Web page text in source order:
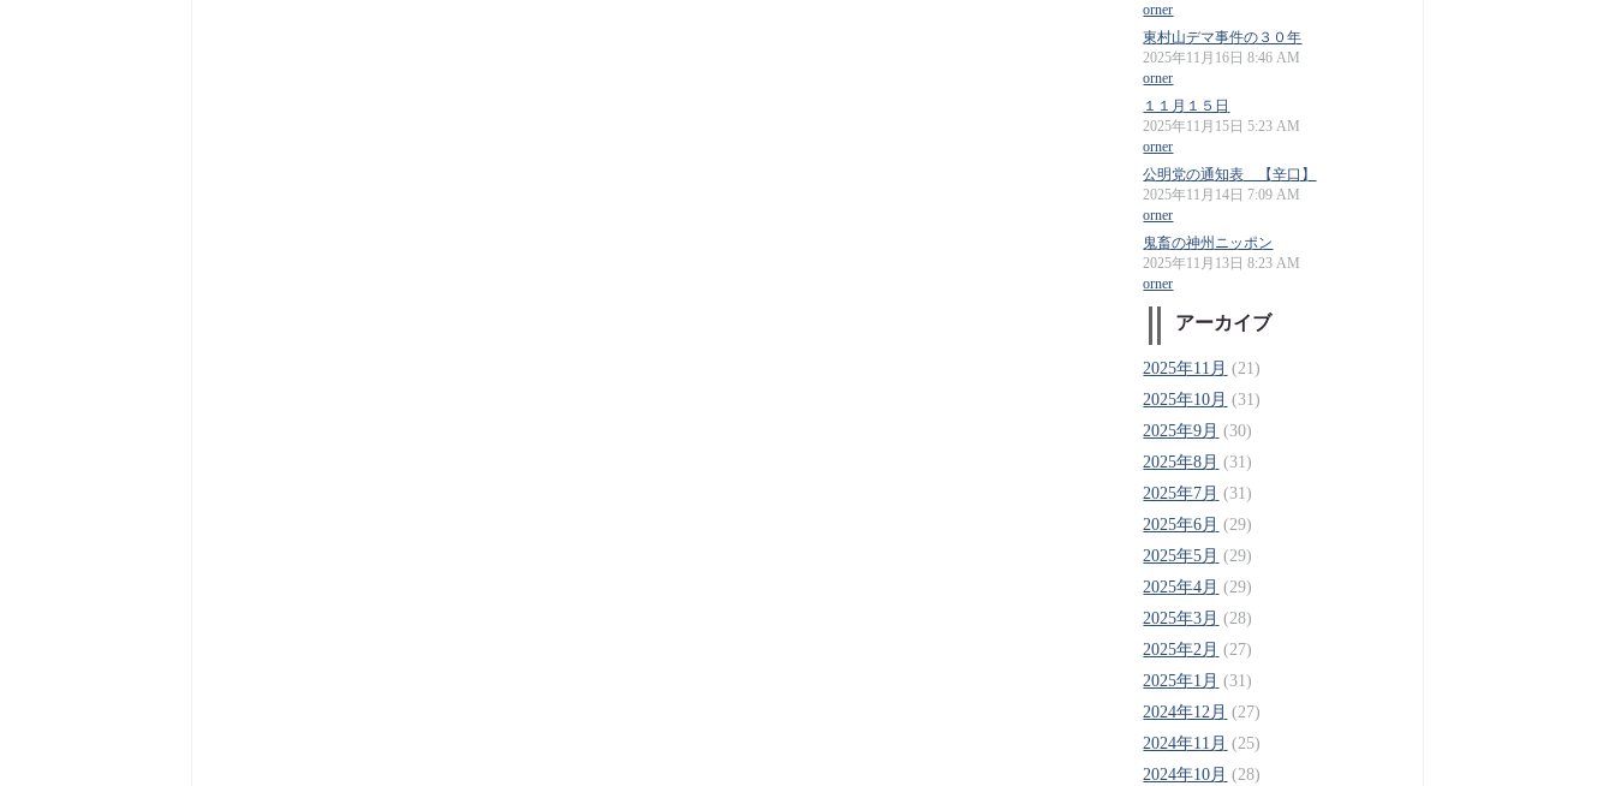
orner
東村山デマ事件の３０年
2025年11月16日 8:46 AM
orner
１１月１５日
2025年11月15日 5:23 AM
orner
公明党の通知表 【辛口】
2025年11月14日 7:09 AM
orner
鬼畜の神州ニッポン
2025年11月13日 8:23 AM
orner
アーカイブ
2025年11月 (21)
2025年10月 (31)
2025年9月 (30)
2025年8月 (31)
2025年7月 (31)
2025年6月 (29)
2025年5月 (29)
2025年4月 (29)
2025年3月 (28)
2025年2月 (27)
2025年1月 (31)
2024年12月 (27)
2024年11月 (25)
2024年10月 (28)